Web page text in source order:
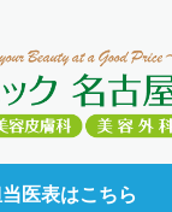
医表はこちら